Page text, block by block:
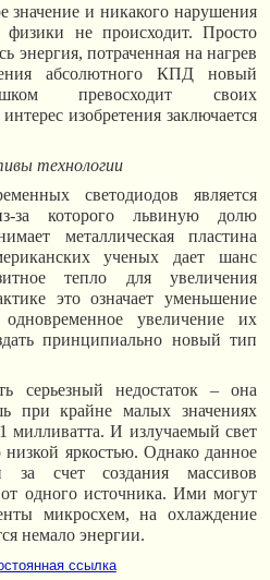
значение и никакого нарушения
физики не происходит. Просто
энергия, потраченная на нагрев
абсолютного КПД новый
превосходит своих
изобретения заключается
технологии
светодиодов является
за которого львиную долю
металлическая пластина
ученых дает шанс
тепло для увеличения
это означает уменьшение
увеличение их
принципиально новый тип
серьезный недостаток – она
при крайне малых значениях
милливатта. И излучаемый свет
низкой яркостью. Однако данное
за счет создания массивов
одного источника. Ими могут
микросхем, на охлаждение
немало энергии.
ссылка